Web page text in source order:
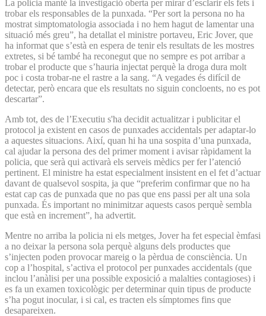
La policia manté la investigació oberta per mirar d’esclarir els fets i
trobar els responsables de la punxada. “Per sort la persona no ha
mostrat simptomatologia associada i no hem hagut de lamentar una
situació més greu”, ha detallat el ministre portaveu, Eric Jover, que
ha informat que s’està en espera de tenir els resultats de les mostres
extretes, si bé també ha reconegut que no sempre es pot arribar a
trobar el producte que s’hauria injectat perquè la droga dura molt
poc i costa trobar-ne el rastre a la sang. “A vegades és difícil de
detectar, però encara que els resultats no siguin concloents, no es pot
descartar”.
Amb tot, des de l’Executiu s'ha decidit actualitzar i publicitar el
protocol ja existent en casos de punxades accidentals per adaptar-lo
a aquestes situacions. Així, quan hi ha una sospita d’una punxada,
cal ajudar la persona des del primer moment i avisar ràpidament la
policia, que serà qui activarà els serveis mèdics per fer l’atenció
pertinent. El ministre ha estat especialment insistent en el fet d’actuar
davant de qualsevol sospita, ja que “preferim confirmar que no ha
estat cap cas de punxada que no pas que ens passi per alt una sola
punxada. És important no minimitzar aquests casos perquè sembla
que està en increment”, ha advertit.
Mentre no arriba la policia ni els metges, Jover ha fet especial èmfasi
a no deixar la persona sola perquè alguns dels productes que
s’injecten poden provocar mareig o la pèrdua de consciència. Un
cop a l’hospital, s’activa el protocol per punxades accidentals (que
inclou l’anàlisi per una possible exposició a malalties contagioses) i
es fa un examen toxicològic per determinar quin tipus de producte
s’ha pogut inocular, i si cal, es tracten els símptomes fins que
desapareixen.